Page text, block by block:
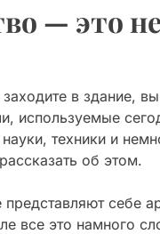
— это
в здание,
используемые
техники и
об этом.
представляют
все это намного